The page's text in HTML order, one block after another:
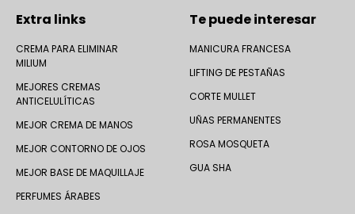
Extra links
CREMA PARA ELIMINAR
MILIUM
MEJORES CREMAS
ANTICELULÍTICAS
MEJOR CREMA DE MANOS
MEJOR CONTORNO DE OJOS
MEJOR BASE DE MAQUILLAJE
PERFUMES ÁRABES
Te puede interesar
MANICURA FRANCESA
LIFTING DE PESTAÑAS
CORTE MULLET
UÑAS PERMANENTES
ROSA MOSQUETA
GUA SHA